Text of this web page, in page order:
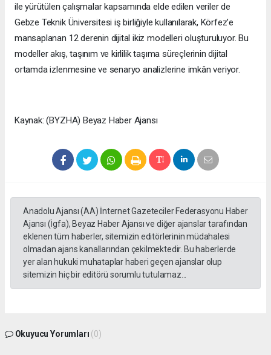
ile yürütülen çalışmalar kapsamında elde edilen veriler de
Gebze Teknik Üniversitesi iş birliğiyle kullanılarak, Körfez’e
mansaplanan 12 derenin dijital ikiz modelleri oluşturuluyor. Bu
modeller akış, taşınım ve kirlilik taşıma süreçlerinin dijital
ortamda izlenmesine ve senaryo analizlerine imkân veriyor.
Kaynak: (BYZHA) Beyaz Haber Ajansı
Anadolu Ajansı (AA) İnternet Gazeteciler Federasyonu Haber
Ajansı (İgfa), Beyaz Haber Ajansı ve diğer ajanslar tarafından
eklenen tüm haberler, sitemizin editörlerinin müdahalesi
olmadan ajans kanallarından çekilmektedir. Bu haberlerde
yer alan hukuki muhataplar haberi geçen ajanslar olup
sitemizin hiç bir editörü sorumlu tutulamaz...
Okuyucu Yorumları (0)